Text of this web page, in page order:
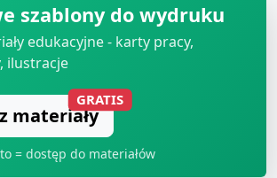
szablony do wydruku
edukacyjne - karty pracy,
ilustracje
materiały
GRATIS
= dostęp do materiałów